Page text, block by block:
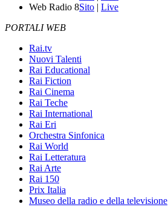
Web Radio 8Sito | Live
PORTALI WEB
Rai.tv
Nuovi Talenti
Rai Educational
Rai Fiction
Rai Cinema
Rai Teche
Rai International
Rai Eri
Orchestra Sinfonica
Rai World
Rai Letteratura
Rai Arte
Rai 150
Prix Italia
Museo della radio e della televisione